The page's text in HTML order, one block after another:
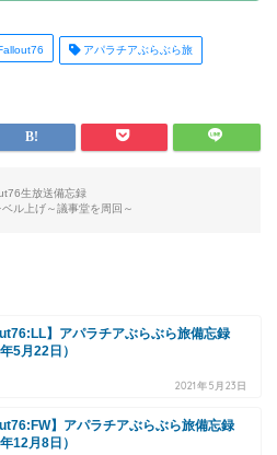
アパラチアぶらぶら旅
生放送備忘録
ル上げ～議事堂を周回～
】アパラチアぶらぶら旅備忘録
5月22日）
2021年5月23日
】アパラチアぶらぶら旅備忘録
12月8日）